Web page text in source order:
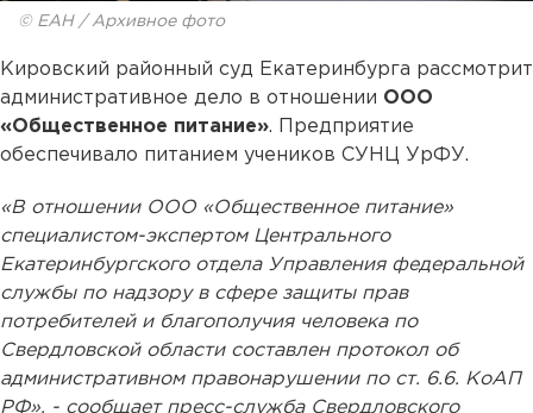
© ЕАН / Архивное фото
Кировский районный суд Екатеринбурга рассмотрит
административное дело в отношении ООО
«Общественное питание». Предприятие
обеспечивало питанием учеников СУНЦ УрФУ.
«В отношении ООО «Общественное питание»
специалистом-экспертом Центрального
Екатеринбургского отдела Управления федеральной
службы по надзору в сфере защиты прав
потребителей и благополучия человека по
Свердловской области составлен протокол об
административном правонарушении по ст. 6.6. КоАП
РФ», - сообщает пресс-служба Свердловского